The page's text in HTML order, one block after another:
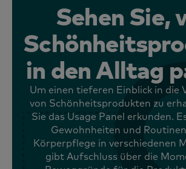
Sehen Sie,
in den Alltag
Um einen tieferen Einblick in die
von Schönheitsprodukten zu
Sie das Usage Panel erkunden.
Gewohnheiten und
Körperpflege in verschiedenen
gibt Aufschluss über die